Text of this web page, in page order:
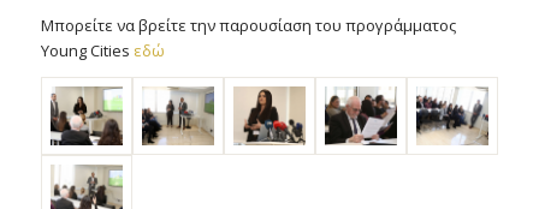
Μπορείτε να βρείτε την παρουσίαση του προγράμματος
Young Cities εδώ